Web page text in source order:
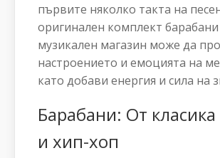
първите няколко такта на
оригинален комплект
музикален магазин може да
настроението и емоцията на
като добави енергия и сила на
Барабани: От
и хип-хоп